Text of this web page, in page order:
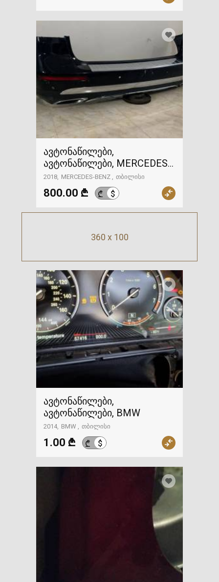
ავტონაწილები,
ავტონაწილები, MERCEDES-
BENZ
2018 MERCEDES-BENZ თბილისი
800.00 ₾ ₾ $
360 x 100
ავტონაწილები,
ავტონაწილები, BMW
2014 BMW თბილისი
1.00 ₾ ₾ $